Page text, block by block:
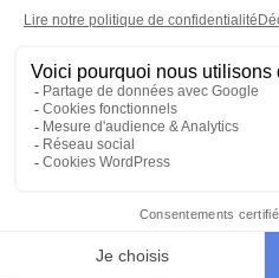
Edmonton – Capitale
Edmonton est lacapitale de l’
villes les plus dynamiques
pour son amour des
la nourriture et bien plus
d’Edmontonest notamment